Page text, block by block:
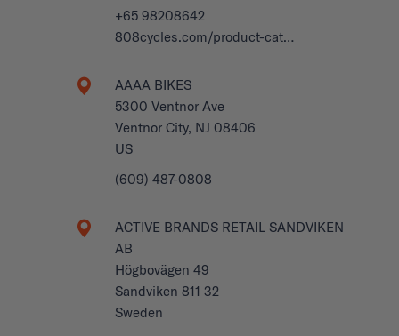
+65 98208642
808cycles.com/product-cat…
AAAA BIKES
5300 Ventnor Ave
Ventnor City, NJ 08406
US
(609) 487-0808
ACTIVE BRANDS RETAIL SANDVIKEN
AB
Högbovägen 49
Sandviken 811 32
Sweden